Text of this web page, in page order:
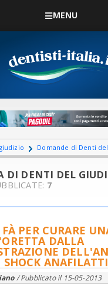
MENU
Domande di Denti
DI DENTI DEL
7
PER CURARE
DALLA
/ Pubblicato il 15-05-2013